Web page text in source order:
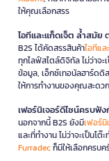
ให้คุณเลือกสรร
ไอทีและแก็ดเจ็ต ล้ำสมัย
B2S ได้คัดสรรสินค้าไอทีแ
ทุกไลฟ์สไตล์ดิจิทัล ไม่ว่าจะ
ข้อมูล, เอ็กซ์เทอนัลฮาร์ดดิ
ให้การทำงานของคุณสะดว
เฟอร์นิเจอร์ดีไซน์ครบฟั
นอกจากนี้ B2S ยังมีเฟอร์นิ
และที่ทำงาน ไม่ว่าจะเป็นโ
Furradecก็มีให้เลือกครบค